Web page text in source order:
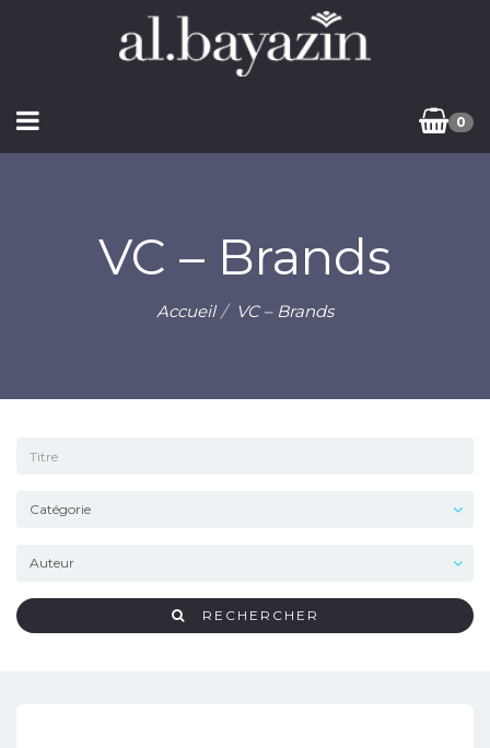
0
VC – Brands
Accueil VC – Brands
RECHERCHER